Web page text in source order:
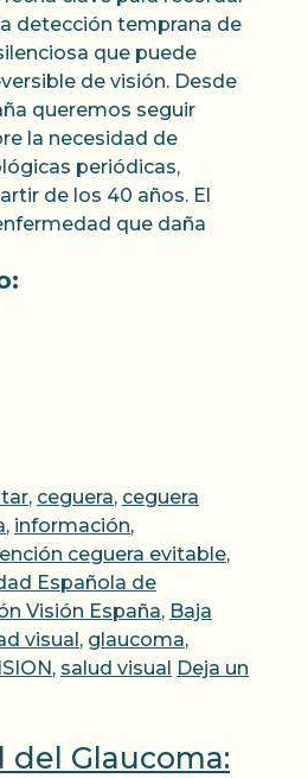
detección temprana de
que puede
de visión. Desde
queremos seguir
la necesidad de
periódicas,
de los 40 años. El
que daña
, ceguera, ceguera
, información,
ceguera evitable,
Española de
Visión España, Baja
visual , glaucoma,
, salud visual
Deja un
del Glaucoma: